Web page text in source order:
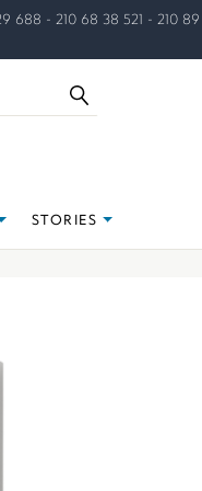
29 688 - 210 68 38 521 - 210
STORIES